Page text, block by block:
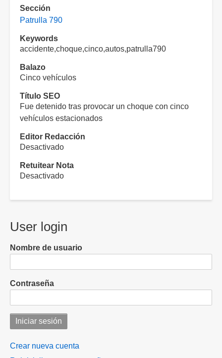
Sección
Patrulla 790
Keywords
accidente,choque,cinco,autos,patrulla790
Balazo
Cinco vehículos
Título SEO
Fue detenido tras provocar un choque con cinco
vehículos estacionados
Editor Redacción
Desactivado
Retuitear Nota
Desactivado
User login
Nombre de usuario
Contraseña
Crear nueva cuenta